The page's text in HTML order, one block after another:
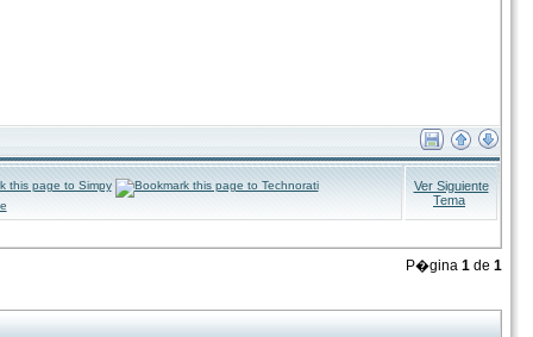
Ver Siguiente
Tema
P�gina 1 de 1